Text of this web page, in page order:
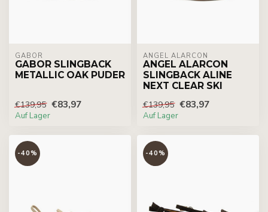
GABOR
GABOR SLINGBACK
METALLIC OAK PUDER
€139,95 €83,97
Auf Lager
ÁNGEL ALARCÓN
ANGEL ALARCON
SLINGBACK ALINE
NEXT CLEAR SKI
€139,95 €83,97
Auf Lager
-40% -40%